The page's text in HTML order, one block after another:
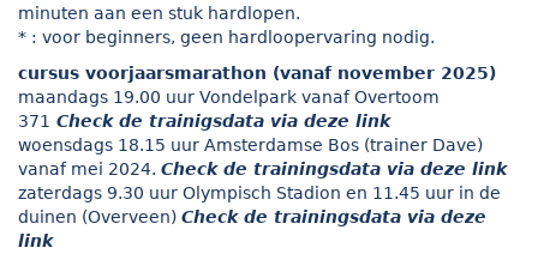
minuten aan een stuk hardlopen.
* : voor beginners, geen hardloopervaring nodig.
cursus voorjaarsmarathon (vanaf november 2025)
maandags 19.00 uur Vondelpark vanaf Overtoom
371 Check de trainigsdata via deze link
woensdags 18.15 uur Amsterdamse Bos (trainer Dave)
vanaf mei 2024. Check de trainingsdata via deze link
zaterdags 9.30 uur Olympisch Stadion en 11.45 uur in de
duinen (Overveen) Check de trainingsdata via deze
link